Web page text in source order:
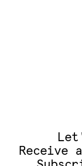
Receive